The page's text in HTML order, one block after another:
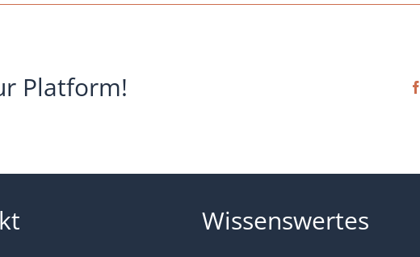
Platform!
Wissenswertes